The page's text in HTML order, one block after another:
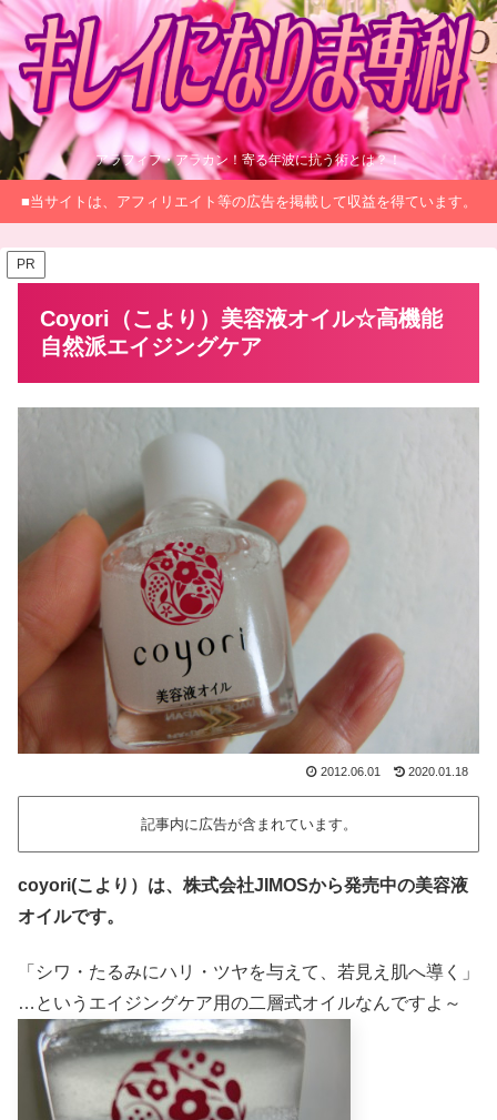
アラフィフ・アラカン！寄る年波に抗う術とは？！
■当サイトは、アフィリエイト等の広告を掲載して収益を得ています。
PR
Coyori（こより）美容液オイル☆高機能
自然派エイジングケア
2012.06.01 2020.01.18
記事内に広告が含まれています。
coyori(こより）は、株式会社JIMOSから発売中の美容液
オイルです。
「シワ・たるみにハリ・ツヤを与えて、若見え肌へ導く」
…というエイジングケア用の二層式オイルなんですよ～